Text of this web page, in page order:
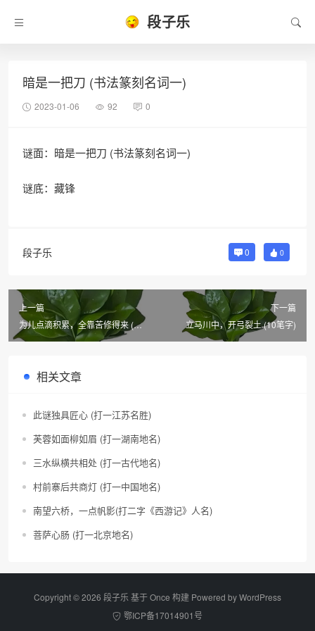
段子乐
暗是一把刀 (书法篆刻名词一)
2023-01-06 92 0
谜面：暗是一把刀 (书法篆刻名词一)
谜底：藏锋
段子乐 0 0
上一篇
为儿点滴积累，全靠苦修得来 (晋
江重点工业企业名)
下一篇
立马川中，开弓裂土 (10笔字)
相关文章
此谜独具匠心 (打一江苏名胜)
芙蓉如面柳如眉 (打一湖南地名)
三水纵横共相处 (打一古代地名)
村前寨后共商灯 (打一中国地名)
南望六桥，一点帆影(打二字《西游记》人名)
菩萨心肠 (打一北京地名)
Copyright © 2026 段子乐 基于 Once 构建 Powered byWordPress
鄂ICP备17014901号